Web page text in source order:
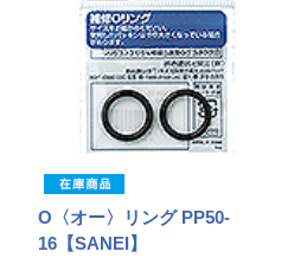
O〈オー〉リング PP50-
16【SANEI】